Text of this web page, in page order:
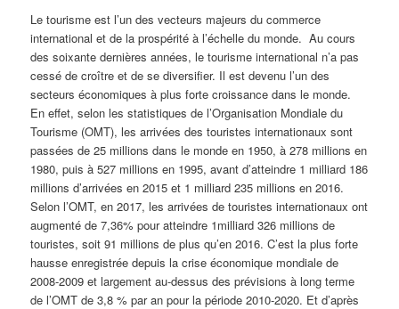
Le tourisme est l’un des vecteurs majeurs du commerce
international et de la prospérité à l’échelle du monde. Au cours
des soixante dernières années, le tourisme international n’a pas
cessé de croître et de se diversifier. Il est devenu l’un des
secteurs économiques à plus forte croissance dans le monde.
En effet, selon les statistiques de l’Organisation Mondiale du
Tourisme (OMT), les arrivées des touristes internationaux sont
passées de 25 millions dans le monde en 1950, à 278 millions en
1980, puis à 527 millions en 1995, avant d’atteindre 1 milliard 186
millions d’arrivées en 2015 et 1 milliard 235 millions en 2016.
Selon l’OMT, en 2017, les arrivées de touristes internationaux ont
augmenté de 7,36% pour atteindre 1milliard 326 millions de
touristes, soit 91 millions de plus qu’en 2016. C’est la plus forte
hausse enregistrée depuis la crise économique mondiale de
2008-2009 et largement au-dessus des prévisions à long terme
de l’OMT de 3,8 % par an pour la période 2010-2020. Et d’après